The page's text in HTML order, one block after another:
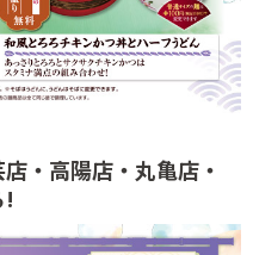
・高陽店・丸亀店・
!